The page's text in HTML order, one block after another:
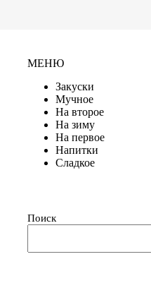
МЕНЮ
Закуски
Мучное
На второе
На зиму
На первое
Напитки
Сладкое
Поиск